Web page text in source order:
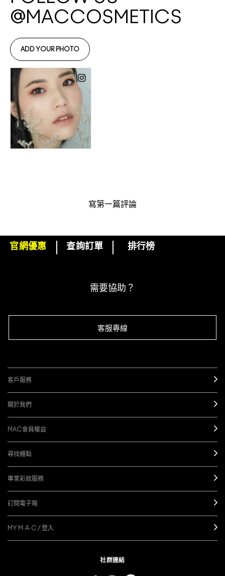
寫第一篇評論
下單即可挑選精美小贈品！
官網優惠 查詢訂單 排行榜
需要協助？
客服專線
客戶服務
關於我們
MAC會員權益
尋找櫃點
專業彩妝服務
訂閱電子報
MY M·A·C / 登入
社群連結